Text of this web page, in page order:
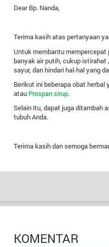
Dear Bp. Nanda,
Terima kasih atas pertanyaan
Untuk membantu mempercepat
banyak air putih, cukup
sayur, dan hindari hal-hal yang
Berikut ini beberapa obat
atau Prospan sirup.
Selain itu, dapat juga ditambah
tubuh Anda.
Terima kasih dan semoga
KOMENTAR